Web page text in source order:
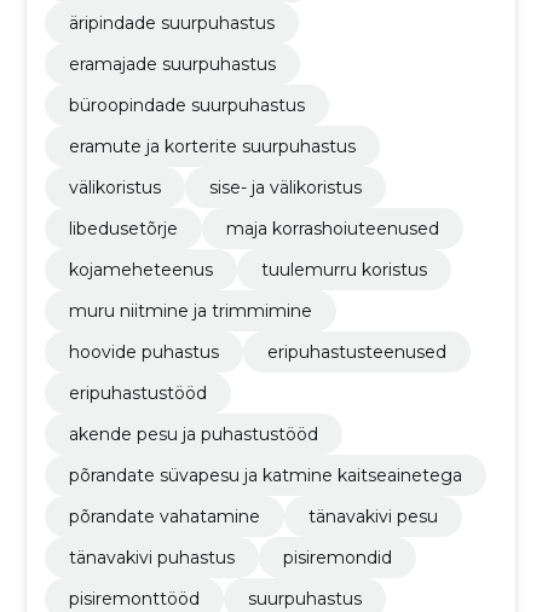
äripindade suurpuhastus
eramajade suurpuhastus
büroopindade suurpuhastus
​eramute ja korterite suurpuhastus
välikoristus
sise- ja välikoristus
libedusetõrje
maja korrashoiuteenused
kojameheteenus
tuulemurru koristus
muru niitmine ja trimmimine
hoovide puhastus
eripuhastusteenused
eripuhastustööd
akende pesu ja puhastustööd
põrandate süvapesu ja katmine kaitseainetega
põrandate vahatamine
tänavakivi pesu
tänavakivi puhastus
pisiremondid
pisiremonttööd
suurpuhastus